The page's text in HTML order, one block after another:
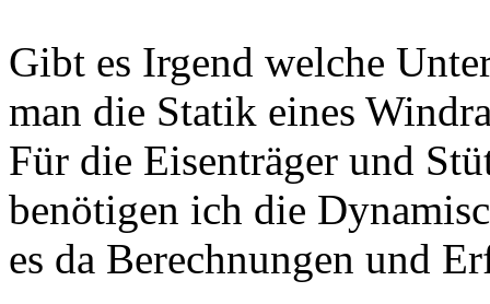
Gibt es Irgend welche
man die Statik eines
Für die Eisenträger und
benötigen ich die
es da Berechnungen und